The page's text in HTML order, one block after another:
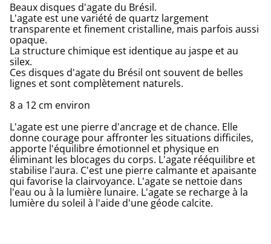
Beaux disques d'agate du Brésil.
L'agate est une variété de quartz largement
transparente et finement cristalline, mais parfois aussi
opaque.
La structure chimique est identique au jaspe et au
silex.
Ces disques d'agate du Brésil ont souvent de belles
lignes et sont complètement naturels.
8 a 12 cm environ
L'agate est une pierre d'ancrage et de chance. Elle
donne courage pour affronter les situations difficiles,
apporte l'équilibre émotionnel et physique en
éliminant les blocages du corps. L'agate rééquilibre et
stabilise l'aura. C'est une pierre calmante et apaisante
qui favorise la clairvoyance. L'agate se nettoie dans
l'eau ou à la lumière lunaire. L'agate se recharge à la
lumière du soleil à l'aide d'une géode calcite.